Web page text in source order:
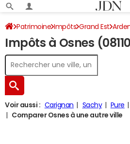
Patrimoine Impôts Grand Est
Impôt sur le revenu
Impôts à Osnes
Voir aussi : Carignan Sachy Pure
Comparer Osnes à une autre ville